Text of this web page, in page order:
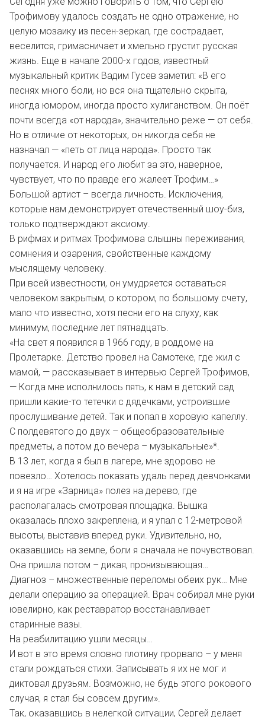
Трофимову удалось создать не одно отражение, но
целую мозаику из песен-зеркал, где сострадает,
веселится, гримасничает и хмельно грустит русская
жизнь. Еще в начале 2000-х годов, известный
музыкальный критик Вадим Гусев заметил: «В его
песнях много боли, но вся она тщательно скрыта,
иногда юмором, иногда просто хулиганством. Он поёт
почти всегда «от народа», значительно реже — от себя.
Но в отличие от некоторых, он никогда себя не
назначал — «петь от лица народа». Просто так
получается. И народ его любит за это, наверное,
чувствует, что по правде его жалеет Трофим…»
Большой артист – всегда личность. Исключения,
которые нам демонстрирует отечественный шоу-биз,
только подтверждают аксиому.
В рифмах и ритмах Трофимова слышны переживания,
сомнения и озарения, свойственные каждому
мыслящему человеку.
При всей известности, он умудряется оставаться
человеком закрытым, о котором, по большому счету,
мало что известно, хотя песни его на слуху, как
минимум, последние лет пятнадцать.
«На свет я появился в 1966 году, в роддоме на
Пролетарке. Детство провел на Самотеке, где жил с
мамой, — рассказывает в интервью Сергей Трофимов,
— Когда мне исполнилось пять, к нам в детский сад
пришли какие-то тетечки с дядечками, устроившие
прослушивание детей. Так и попал в хоровую капеллу.
С полдевятого до двух – общеобразовательные
предметы, а потом до вечера – музыкальные»*.
В 13 лет, когда я был в лагере, мне здорово не
повезло… Хотелось показать удаль перед девчонками
и я на игре «Зарница» полез на дерево, где
располагалась смотровая площадка. Вышка
оказалась плохо закреплена, и я упал с 12-метровой
высоты, выставив вперед руки. Удивительно, но,
оказавшись на земле, боли я сначала не почувствовал.
Она пришла потом – дикая, пронизывающая…
Диагноз – множественные переломы обеих рук… Мне
делали операцию за операцией. Врач собирал мне руки
ювелирно, как реставратор восстанавливает
старинные вазы.
На реабилитацию ушли месяцы…
И вот в это время словно плотину прорвало – у меня
стали рождаться стихи. Записывать я их не мог и
диктовал друзьям. Возможно, не будь этого рокового
случая, я стал бы совсем другим».
Так, оказавшись в нелегкой ситуации, Сергей делает